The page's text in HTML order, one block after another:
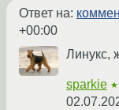
Ответ на:
+00:00
Линукс,
sparkie